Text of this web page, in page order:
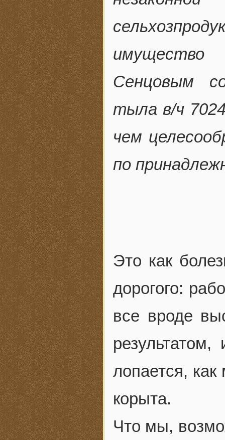
имущество
Сенцовым
тыла в/ч
чем
по
Это как
дорогого:
все вроде
лопается,
корыта.
Что мы,